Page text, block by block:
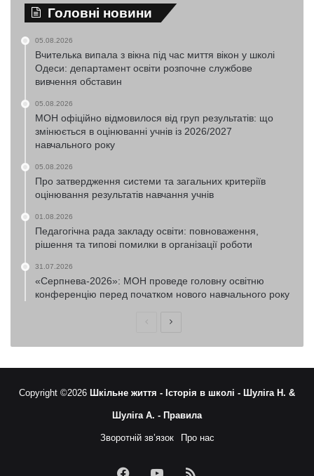
Головні новини
05.08.2026
Вчителька випала з вікна під час миття вікон у школі
Одеси: департамент освіти розпочне службове
вивчення обставин
05.08.2026
МОН офіційно відмовилося від груп результатів: що
змінюється в оцінюванні учнів із 2026/2027
навчального року
05.08.2026
Про затвердження системи та загальних критеріїв
оцінювання результатів навчання учнів
01.08.2026
Педагогічна рада закладу освіти: повноваження,
рішення та типові помилки в організації роботи
31.07.2026
«Серпнева-2026»: МОН проведе головну освітню
конференцію перед початком нового навчального року
ПопередняНаступна
Copyright ©2026 Шкільне життя - Історія в школі - Шуліга Н. &
Шуліга А. - Правила
Зворотній зв’язок Про нас
FacebookYouTubeRSS